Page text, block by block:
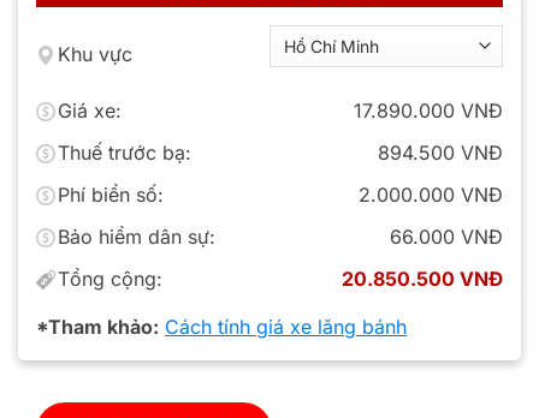
Khu vực
Giá xe:
17.890.000 VNĐ
Thuế trước bạ:
894.500 VNĐ
Phí biển số:
2.000.000 VNĐ
Bảo hiểm dân sự:
66.000 VNĐ
Tổng cộng:
20.850.500 VNĐ
*Tham khảo: Cách tính giá xe lăng bánh